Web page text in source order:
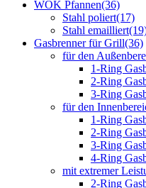
WOK Pfannen(36)
Stahl poliert(17)
Stahl emailliert
Gasbrenner für Grill(36)
für den
1-Ring
2-Ring
3-Ring
für den
1-Ring
2-Ring
3-Ring
4-Ring
mit extremer
2-Ring